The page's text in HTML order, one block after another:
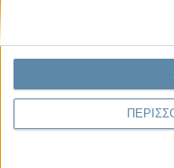
Να αφήνεις τους